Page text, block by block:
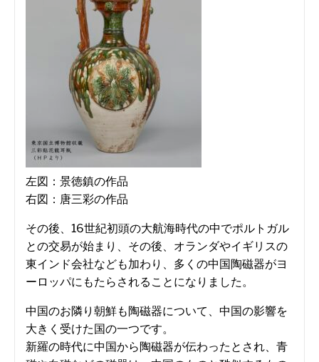
左図：景徳鎮の作品
右図：唐三彩の作品
その後、16世紀初頭の大航海時代の中でポルトガル
との交易が始まり、その後、オランダやイギリスの
東インド会社なども加わり、多くの中国陶磁器がヨ
ーロッパにもたらされることになりました。
中国のお隣り朝鮮も陶磁器について、中国の影響を
大きく受けた国の一つです。
新羅の時代に中国から陶磁器が伝わったとされ、青